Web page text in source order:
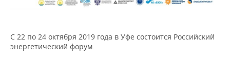
ВУЗЫ ТАТАРСТАНА
БАНКИ
АГРОПРОМ
НОВОСТИ НЕДВИЖИМОСТИ
АВТО
С 22 по 24 октября 2019 года в Уфе состоится Российский
энергетический форум.